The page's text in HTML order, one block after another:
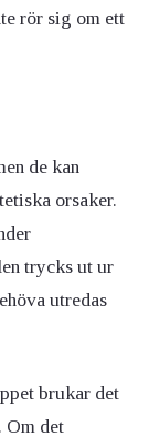
rör sig om ett
de kan
orsaker.
trycks ut ur
utredas
brukar det
Om det